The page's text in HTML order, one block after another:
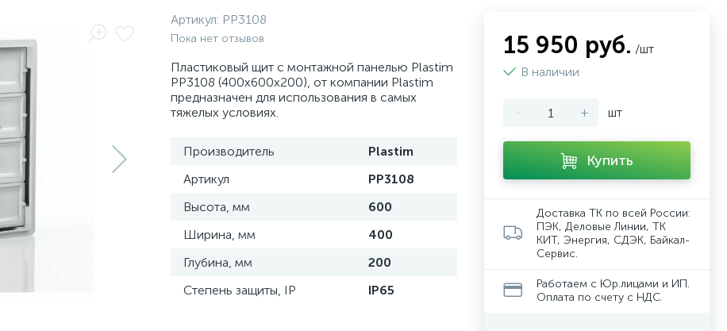
Артикул: PP3108
Пока нет отзывов
Пластиковый щит с монтажной панелью Plastim
PP3108 (400х600х200), от компании Plastim
предназначен для использования в самых
тяжелых условиях.
Производитель
Plastim
Артикул
PP3108
Высота, мм
600
Ширина, мм
400
Глубина, мм
200
Степень защиты, IP
IP65
15 950 руб. /шт
В наличии
- + шт
Купить
Доставка ТК по всей России:
ПЭК, Деловые Линии, ТК
КИТ, Энергия, СДЭК, Байкал-
Сервис.
Работаем с Юр.лицами и ИП.
Оплата по счету с НДС.